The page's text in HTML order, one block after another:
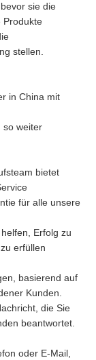
sie die
Produkte
stellen.
in China mit
so weiter
bietet
für alle unsere
Erfolg zu
erfüllen
basierend auf
Kunden.
die Sie
beantwortet.
oder E-Mail,